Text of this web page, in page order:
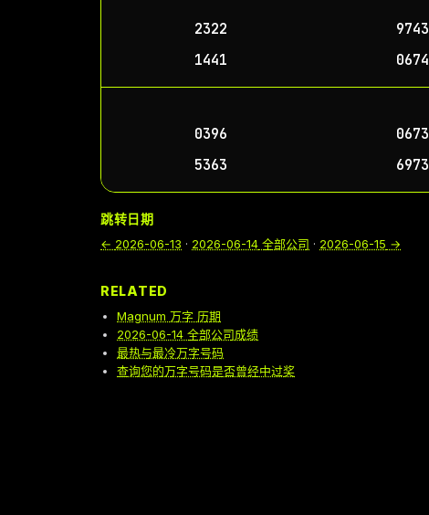
2322 9743
1441
0674
0396 0673
5363
6973
跳转日期
← 2026-06-13 · 2026-06-14 全部公司 · 2026-06-15 →
RELATED
Magnum 万字 历期
2026-06-14 全部公司成绩
最热与最冷万字号码
查询您的万字号码是否曾经中过奖